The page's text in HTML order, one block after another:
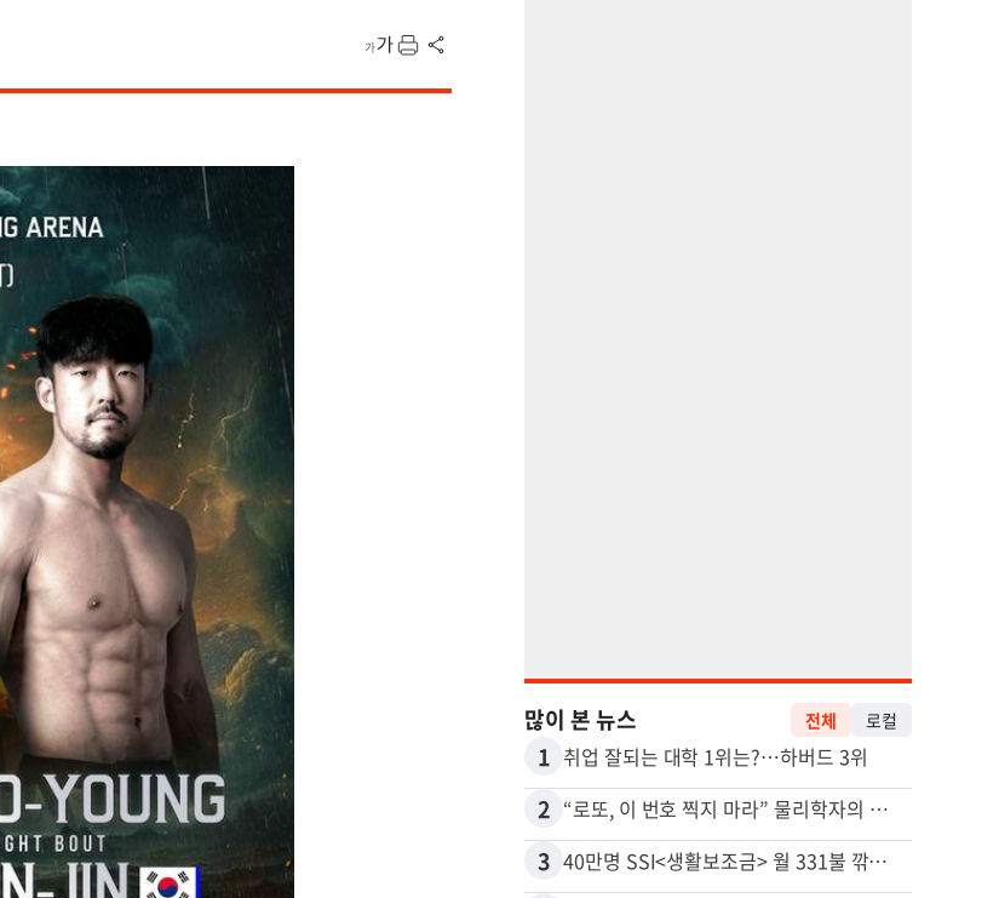
많이 본 뉴스 전체 로컬
1 취업 잘되는 대학 1위는?…하버드 3위
2 “로또, 이 번호 찍지 마라” 물리학자의 당첨금 높이는 비밀
3 40만명 SSI<생활보조금> 월 331불 깎이나